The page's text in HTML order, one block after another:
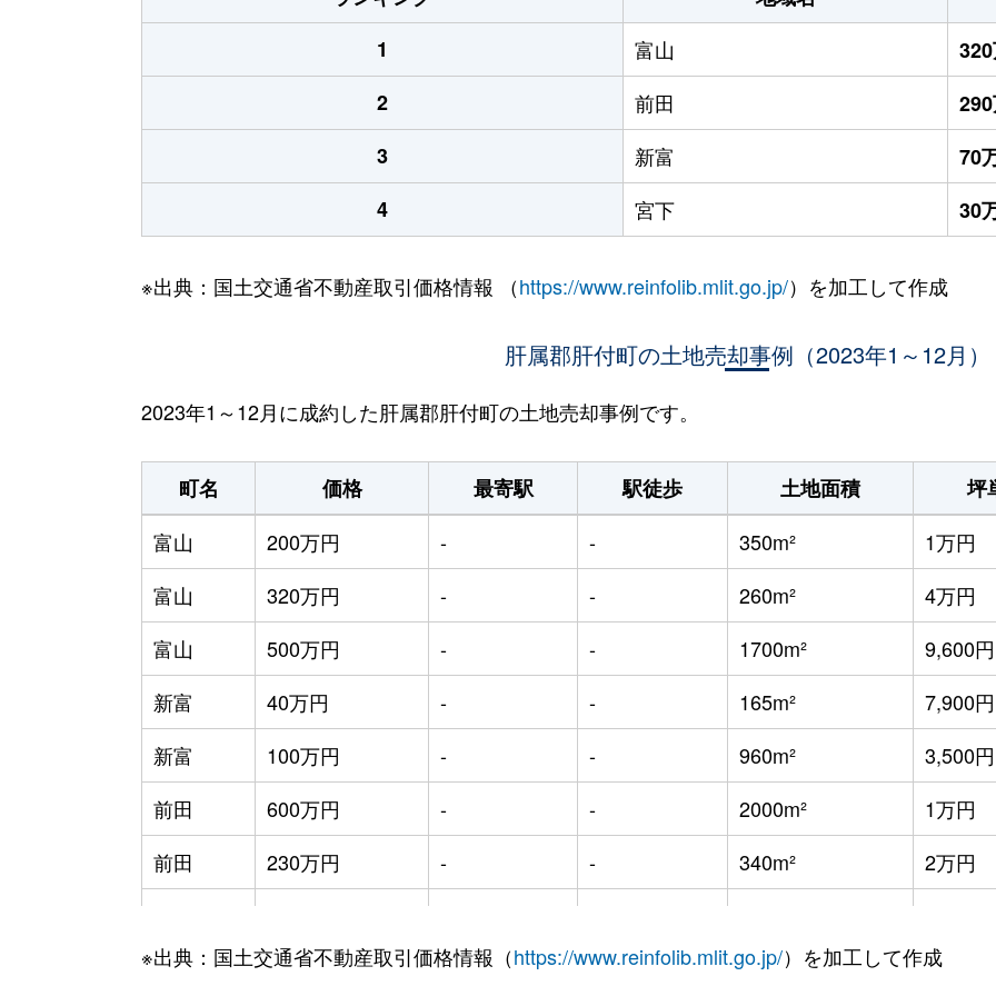
1
富山
2
前田
3
新富
70
4
宮下 30
※出典：国土交通省不動産取引価格情報 （https://www.reinfolib.mlit.go.jp/）を加工して作成
肝属郡肝付町の土地売却事例（2023年1～12月）
2023年1～12月に成約した肝属郡肝付町の土地売却事例です。
町名 価格 最寄駅 駅徒歩 土地面積 坪
富山
200万円 - - 350m² 1万円
富山
320万円 - - 260m² 4万円
富山
500万円 - - 1700m² 9,600円
新富
40万円 - - 165m² 7,900円
新富
100万円 - - 960m² 3,500円
前田
600万円 - - 2000m² 1万円
前田
230万円 - - 340m² 2万円
前田
350万円 - - 1400m² 8,100円
※出典：国土交通省不動産取引価格情報（https://www.reinfolib.mlit.go.jp/）を加工して作成